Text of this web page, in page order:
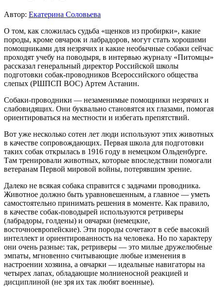
Автор: Екатерина Соловьева
О том, как сложилась судьба «щенков из пробирки», какие
породы, кроме овчарок и лабрадоров, могут стать хорошими
помощниками для незрячих и какие необычные собаки сейчас
проходят учебу на поводыря, в интервью журналу «Питомцы»
рассказал генеральный директор Российской школы
подготовки собак-проводников Всероссийского общества
слепых (РШПСП ВОС) Артем Астанин.
Собаки-проводники — незаменимые помощники незрячих и
слабовидящих. Они буквально становятся их глазами, помогая
ориентироваться на местности и избегать препятствий.
Вот уже несколько сотен лет люди используют этих животных
в качестве сопровождающих. Первая школа для подготовки
таких собак открылась в 1916 году в немецком Ольденбурге.
Там тренировали животных, которые впоследствии помогали
ветеранам Первой мировой войны, потерявшим зрение.
Далеко не всякая собака справится с задачами проводника.
Животное должно быть уравновешенным, а главное — уметь
самостоятельно принимать решения в моменте. Как правило,
в качестве собак-поводырей используются ретриверы
(лабрадоры, голдены) и овчарки (немецкие,
восточноевропейские). Эти породы сочетают в себе высокий
интеллект и ориентированность на человека. Но по характеру
они очень разные: так, ретриверы — это милые дружелюбные
эмпаты, мгновенно считывающие любые изменения в
настроении хозяина, а овчарки — идеальные навигаторы на
четырех лапах, обладающие молниеносной реакцией и
дисциплиной (не зря их так любят военные).